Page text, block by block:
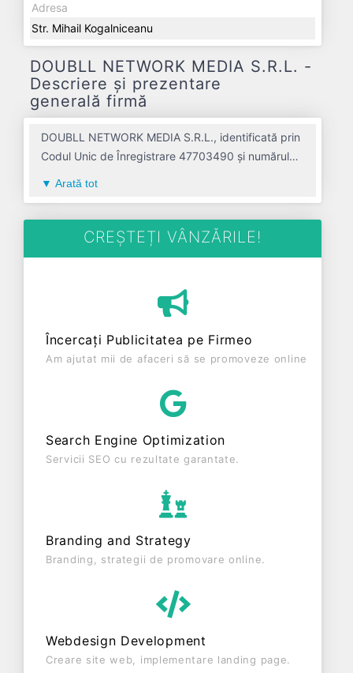
Adresa
Str. Mihail Kogalniceanu
DOUBLL NETWORK MEDIA S.R.L. -
Descriere și prezentare
generală firmă
DOUBLL NETWORK MEDIA S.R.L., identificată prin
Codul Unic de Înregistrare 47703490 și numărul
7311. Cu sediul social poziționat în zona de Centru
a țării, în judetul ALBA, compania aduce o
DOUBLL NETWORK MEDIA S.R.L. a fost fondată în
anul 2023, având o vechime de 3 ani. Conform
0 RON și o cifră de afaceri de 0 RON, gestionând
operațiunile cu un număr mediu de 0 de salariați
S.R.L. este o entitate inactiva din punct de vedere
fiscal si are status: INTRERUPERE TEMPORARA DE
ACTIVITATE. Societatea nu este plătitoare de TVA.
Arată tot
CREȘTEȚI VÂNZĂRILE!
Încercați Publicitatea pe Firmeo
Am ajutat mii de afaceri să se promoveze online
Search Engine Optimization
Servicii SEO cu rezultate garantate.
Branding and Strategy
Branding, strategii de promovare online.
Webdesign Development
Creare site web, implementare landing page.